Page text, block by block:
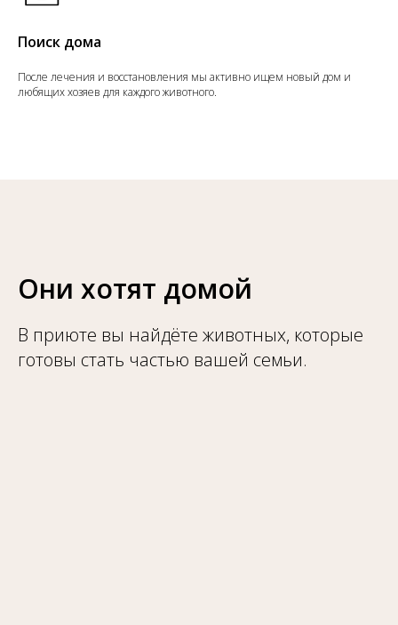
Поиск дома
После лечения и восстановления мы активно ищем новый дом и
любящих хозяев для каждого животного.
Они хотят домой
В приюте вы найдёте животных, которые
готовы стать частью вашей семьи.